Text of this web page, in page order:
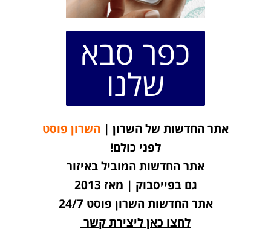
כפר סבא
שלנו
אתר החדשות של השרון | השרון פוסט
לפני כולם!
אתר החדשות המוביל באיזור
גם בפייסבוק | מאז 2013
אתר החדשות השרון פוסט 24/7
לחצו כאן ליצירת קשר